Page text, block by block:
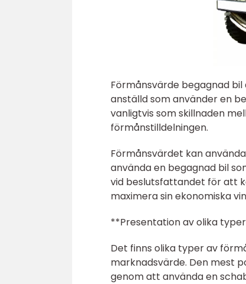
Förmånsvärde begagnad
anställd som använder en
vanligtvis som skillnaden
förmånstilldelningen.
Förmånsvärdet kan
använda en begagnad bil
vid beslutsfattandet för att
maximera sin ekonomiska
**Presentation av olika
Det finns olika typer av
marknadsvärde. Den mest
genom att använda en